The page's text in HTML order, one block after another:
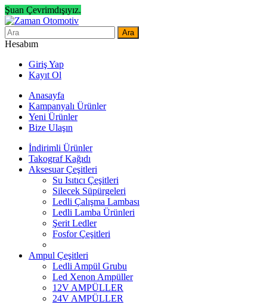
Şuan Çevrimdışıyız.
Ara
Hesabım
Giriş Yap
Kayıt Ol
Anasayfa
Kampanyalı Ürünler
Yeni Ürünler
Bize Ulaşın
İndirimli Ürünler
Takograf Kağıdı
Aksesuar Çeşitleri
Su Isıtıcı Çeşitleri
Silecek Süpürgeleri
Ledli Çalışma Lambası
Ledli Lamba Ürünleri
Şerit Ledler
Fosfor Çeşitleri
Ampul Çeşitleri
Ledli Ampül Grubu
Led Xenon Ampüller
12V AMPÜLLER
24V AMPÜLLER